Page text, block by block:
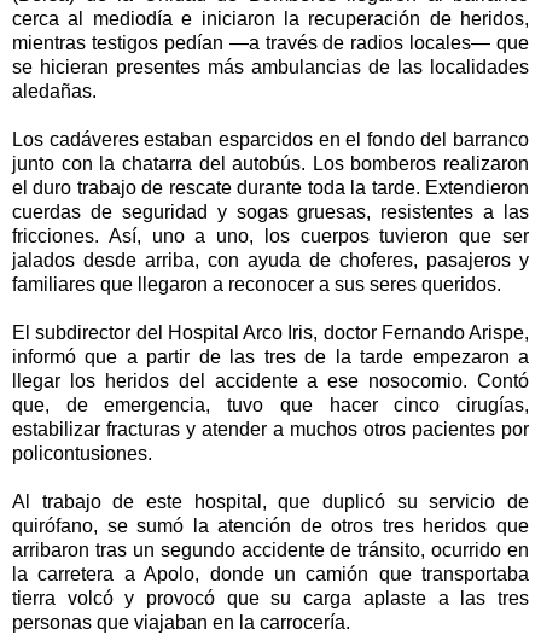
cerca al mediodía e iniciaron la recuperación de heridos,
mientras testigos pedían —a través de radios locales— que
se hicieran presentes más ambulancias de las localidades
aledañas.
Los cadáveres estaban esparcidos en el fondo del barranco
junto con la chatarra del autobús. Los bomberos realizaron
el duro trabajo de rescate durante toda la tarde. Extendieron
cuerdas de seguridad y sogas gruesas, resistentes a las
fricciones. Así, uno a uno, los cuerpos tuvieron que ser
jalados desde arriba, con ayuda de choferes, pasajeros y
familiares que llegaron a reconocer a sus seres queridos.
El subdirector del Hospital Arco Iris, doctor Fernando Arispe,
informó que a partir de las tres de la tarde empezaron a
llegar los heridos del accidente a ese nosocomio. Contó
que, de emergencia, tuvo que hacer cinco cirugías,
estabilizar fracturas y atender a muchos otros pacientes por
policontusiones.
Al trabajo de este hospital, que duplicó su servicio de
quirófano, se sumó la atención de otros tres heridos que
arribaron tras un segundo accidente de tránsito, ocurrido en
la carretera a Apolo, donde un camión que transportaba
tierra volcó y provocó que su carga aplaste a las tres
personas que viajaban en la carrocería.